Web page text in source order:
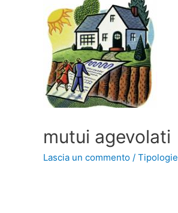
mutui agevolati
Lascia un commento / Tipologie